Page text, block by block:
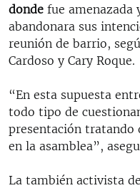
donde fue amenazada
abandonara sus
reunión de barrio,
Cardoso y Cary Roque.
“En esta supuesta
todo tipo de
presentación tratando
en la asamblea”,
La también activista